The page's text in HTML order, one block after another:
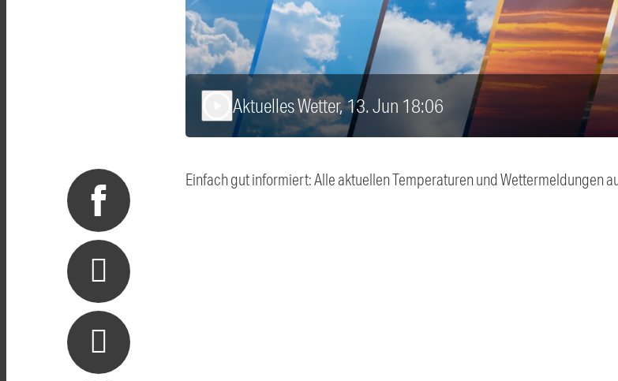
Aktuelles Wetter, 13. Jun 18:06
Einfach gut informiert: Alle aktuellen Temperaturen und Wettermeldungen